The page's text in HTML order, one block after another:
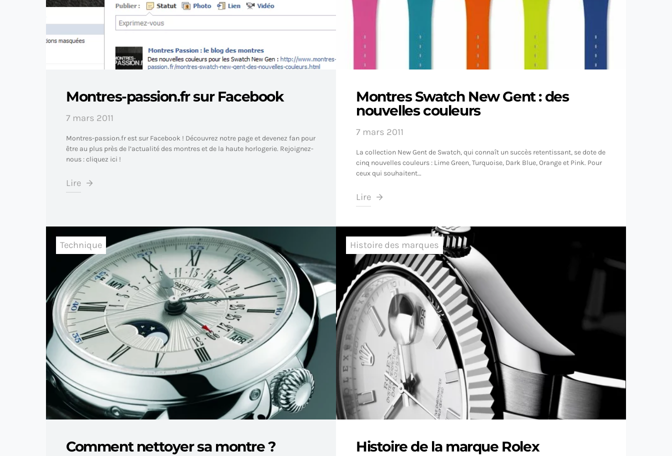
Montres-passion.fr sur Facebook
7 mars 2011
Montres-passion.fr est sur Facebook ! Découvrez notre page et devenez fan pour
être au plus près de l’actualité des montres et de la haute horlogerie. Rejoignez-
nous : cliquez ici !
Lire
Montres Swatch New Gent : des
nouvelles couleurs
7 mars 2011
La collection New Gent de Swatch, qui connaît un succès retentissant, se dote de
cinq nouvelles couleurs : Lime Green, Turquoise, Dark Blue, Orange et Pink. Pour
ceux qui souhaitent…
Lire
Technique
Comment nettoyer sa montre ?
Histoire des marques
Histoire de la marque Rolex